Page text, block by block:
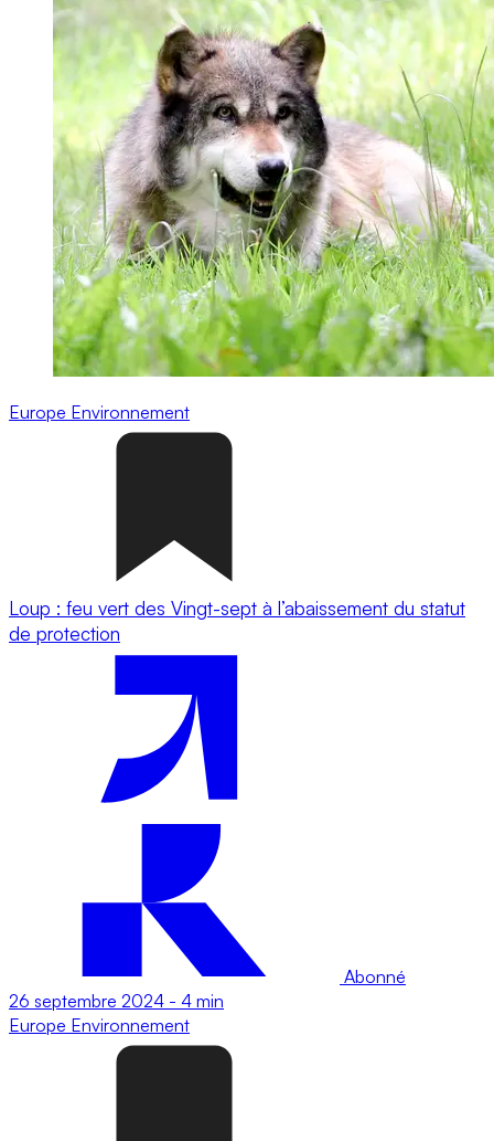
Europe Environnement
Loup : feu vert des Vingt-sept à l’abaissement du statut
de protection
Abonné
26 septembre 2024 - 4 min
Europe Environnement